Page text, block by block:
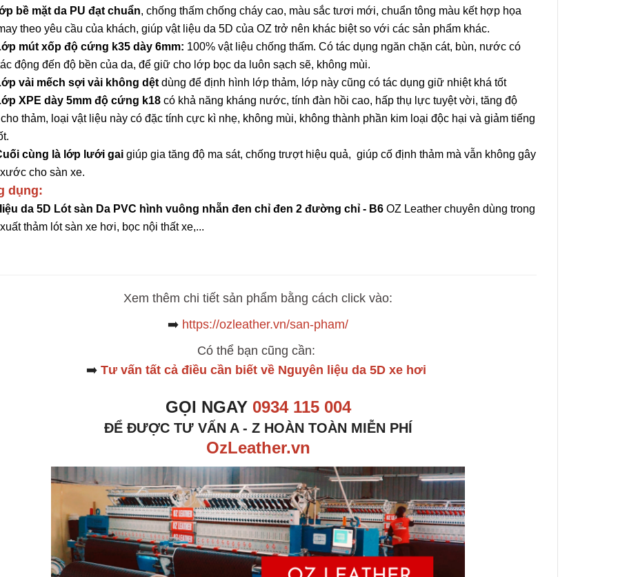
bề mặt da PU đạt chuẩn, chống thấm chống cháy cao, màu sắc tươi mới, chuẩn tông màu kết hợp họa
theo yêu cầu của khách, giúp vật liệu da 5D của OZ trở nên khác biệt so với các sản phẩm khác.
mút xốp độ cứng k35 dày 6mm: 100% vật liệu chống thấm. Có tác dụng ngăn chặn cát, bùn, nước có
động đến độ bền của da, để giữ cho lớp bọc da luôn sạch sẽ, không mùi.
vải mếch sợi vải không dệt dùng để định hình lớp thảm, lớp này cũng có tác dụng giữ nhiệt khá tốt
XPE dày 5mm độ cứng k18 có khả năng kháng nước, tính đàn hồi cao, hấp thụ lực tuyệt vời, tăng độ
thảm, loại vật liệu này có đặc tính cực kì nhẹ, không mùi, không thành phần kim loại độc hại và giảm tiếng
cùng là lớp lưới gai giúp gia tăng độ ma sát, chống trượt hiệu quả, giúp cố định thảm mà vẫn không gây
cho sàn xe.
dụng:
da 5D Lót sàn Da PVC hình vuông nhẵn đen chỉ đen 2 đường chỉ - B6 OZ Leather chuyên dùng trong
thảm lót sàn xe hơi, bọc nội thất xe,...
Xem thêm chi tiết sản phẩm bằng cách click vào:
➡️ https://ozleather.vn/san-pham/
Có thể bạn cũng cần:
➡️ Tư vấn tất cả điều cần biết về Nguyên liệu da 5D xe hơi
GỌI NGAY 0934 115 004
ĐỂ ĐƯỢC TƯ VẤN A - Z HOÀN TOÀN MIỄN PHÍ
OzLeather.vn